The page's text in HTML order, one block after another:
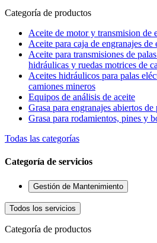
Categoría de productos
Aceite de motor y transmision de
Aceite para caja de engranajes de
Aceite para transmisiones de
hidráulicas y ruedas motrices de
Aceites hidráulicos para palas
camiones mineros
Equipos de análisis de aceite
Grasa para engranajes abiertos
Grasa para rodamientos, pines y
Todas las categorías
Categoría de servicios
Gestión de Mantenimiento
Todos los servicios
Categoría de productos